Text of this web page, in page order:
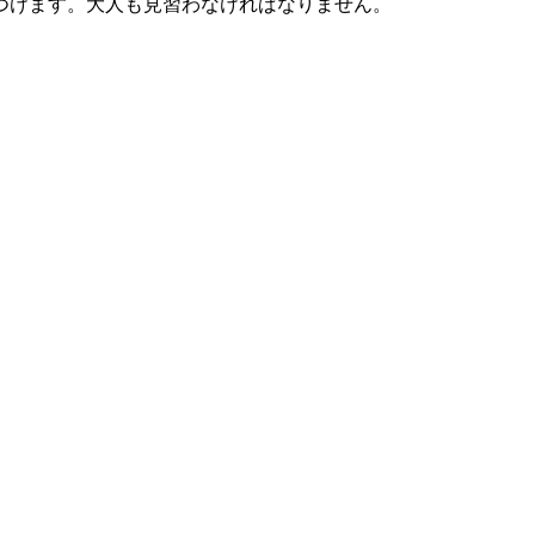
ます。大人も見習わなければなりません。